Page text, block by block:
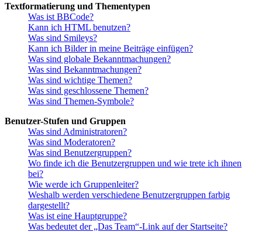
Textformatierung und Thementypen
Was ist BBCode?
Kann ich HTML benutzen?
Was sind Smileys?
Kann ich Bilder in meine Beiträge einfügen?
Was sind globale Bekanntmachungen?
Was sind Bekanntmachungen?
Was sind wichtige Themen?
Was sind geschlossene Themen?
Was sind Themen-Symbole?
Benutzer-Stufen und Gruppen
Was sind Administratoren?
Was sind Moderatoren?
Was sind Benutzergruppen?
Wo finde ich die Benutzergruppen und wie trete ich ihnen
bei?
Wie werde ich Gruppenleiter?
Weshalb werden verschiedene Benutzergruppen farbig
dargestellt?
Was ist eine Hauptgruppe?
Was bedeutet der „Das Team“-Link auf der Startseite?